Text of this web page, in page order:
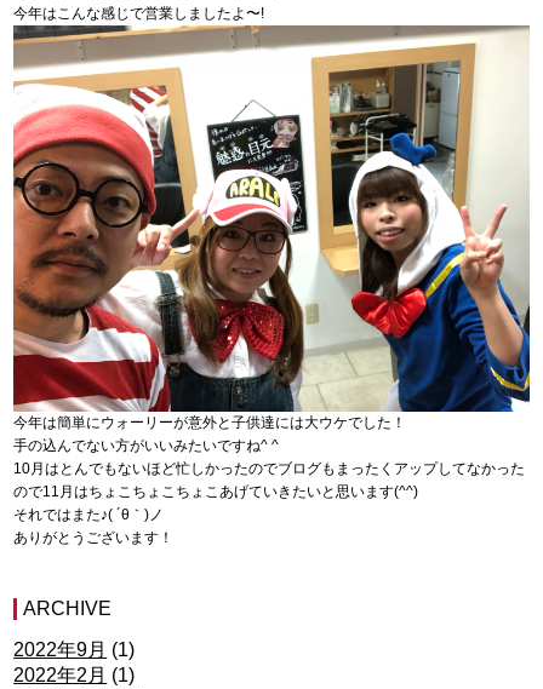
今年はこんな感じで営業しましたよ〜!
今年は簡単にウォーリーが意外と子供達には大ウケでした！
手の込んでない方がいいみたいですね^ ^
10月はとんでもないほど忙しかったのでブログもまったくアップしてなかった
ので11月はちょこちょこちょこあげていきたいと思います(^^)
それではまた♪( ´θ｀)ノ
ありがとうございます！
ARCHIVE
2022年9月 (1)
2022年2月 (1)